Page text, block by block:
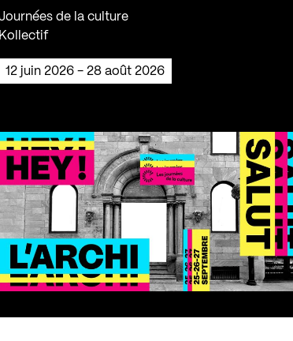
de la culture
Kollectif
12 juin 2026 - 28 août 2026